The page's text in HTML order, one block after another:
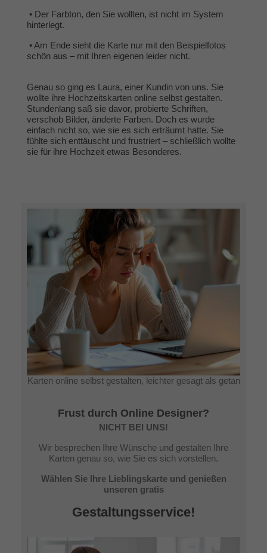
• Der Farbton, den Sie wollten, ist nicht im System
hinterlegt.
•Am Ende sieht die Karte nur mit den Beispielfotos
schön aus – mit Ihren eigenen leider nicht.
Genau so ging es Laura, einer Kundin von uns. Sie
wollte ihre Hochzeitskarten online selbst gestalten.
Stundenlang saß sie davor, probierte Schriften,
verschob Bilder, änderte Farben. Doch es wurde
einfach nicht so, wie sie es sich erträumt hatte. Sie
fühlte sich enttäuscht und frustriert – schließlich wollte
sie für ihre Hochzeit etwas Besonderes.
Karten online selbst gestalten, leichter gesagt als getan
Frust durch Online Designer?
NICHT BEI UNS!
Wir besprechen Ihre Wünsche und gestalten Ihre
Karten genau so, wie Sie es sich vorstellen.
Wählen Sie Ihre Lieblingskarte und genießen
unseren gratis
Gestaltungsservice!